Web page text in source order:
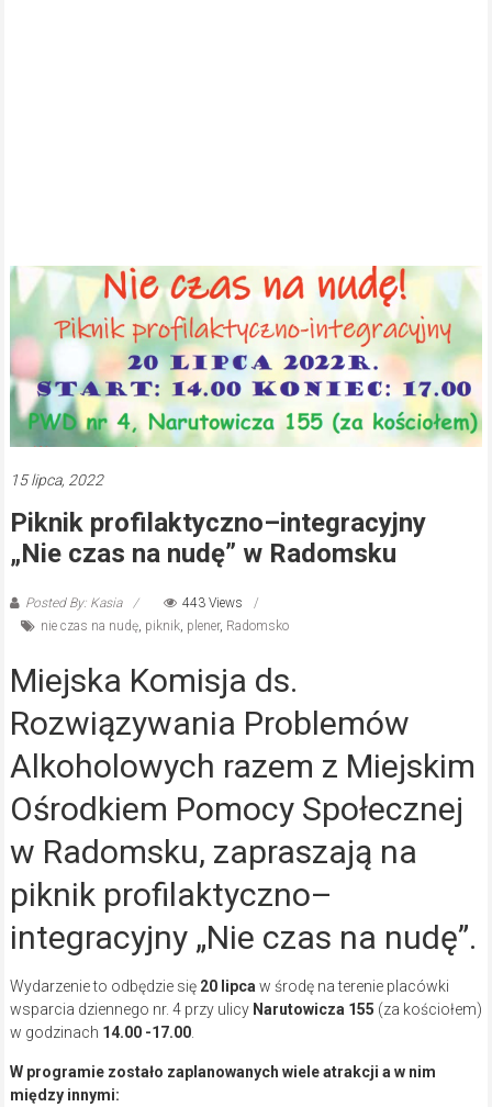
15 lipca, 2022
Piknik profilaktyczno–integracyjny
„Nie czas na nudę” w Radomsku
Posted By: Kasia
443 Views
nie czas na nudę, piknik, plener, Radomsko
Miejska Komisja ds.
Rozwiązywania Problemów
Alkoholowych razem z Miejskim
Ośrodkiem Pomocy Społecznej
w Radomsku, zapraszają na
piknik profilaktyczno–
integracyjny „Nie czas na nudę”.
Wydarzenie to odbędzie się 20 lipca w środę na terenie placówki
wsparcia dziennego nr. 4 przy ulicyNarutowicza 155 (za kościołem)
w godzinach 14.00 -17.00.
W programie zostało zaplanowanych wiele atrakcji a w nim
między innymi: